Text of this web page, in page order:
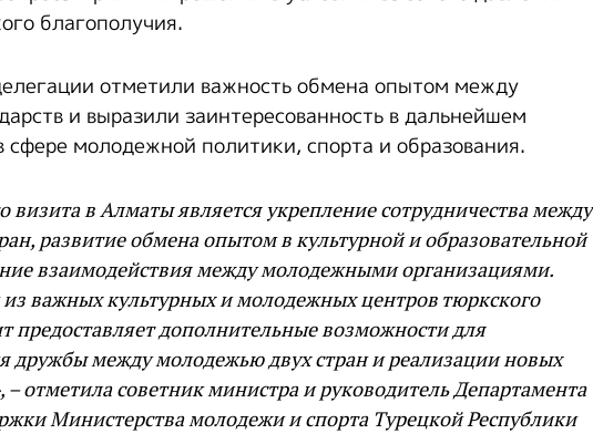
благополучия.
отметили важность обмена опытом между
и выразили заинтересованность в дальнейшем
сфере молодежной политики, спорта и образования.
в Алматы является укрепление сотрудничества между
развитие обмена опытом в культурной и образовательной
взаимодействия между молодежными организациями.
важных культурных и молодежных центров тюркского
предоставляет дополнительные возможности для
дружбы между молодежью двух стран и реализации новых
отметила советник министра и руководитель Департамента
Министерства молодежи и спорта Турецкой Республики